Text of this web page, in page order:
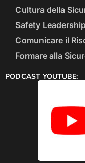
Cultura della
Safety
Comunicare il
Formare alla
PODCAST YOUTUBE: